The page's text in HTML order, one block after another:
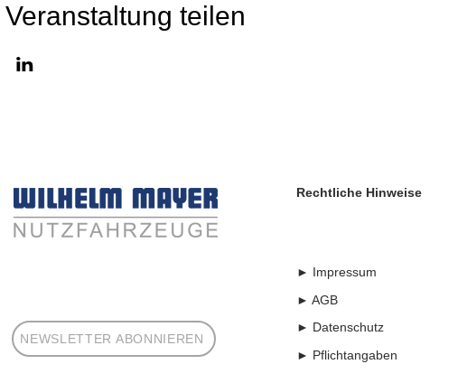
teilen
NEWSLETTER ABONNIEREN
Rechtliche Hinweise
► Impressum
► AGB
► Datenschutz
► Pflichtangaben